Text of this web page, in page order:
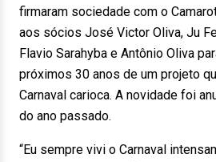
firmaram sociedade com o
aos sócios José Victor Oliva, Ju
Flavio Sarahyba e Antônio Oliva
próximos 30 anos de um projeto
Carnaval carioca. A novidade foi
do ano passado.
“Eu sempre vivi o Carnaval